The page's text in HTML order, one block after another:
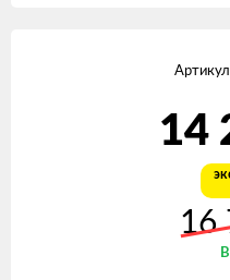
14
16